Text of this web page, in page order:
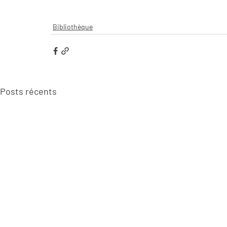
Bibliothèque
Posts récents